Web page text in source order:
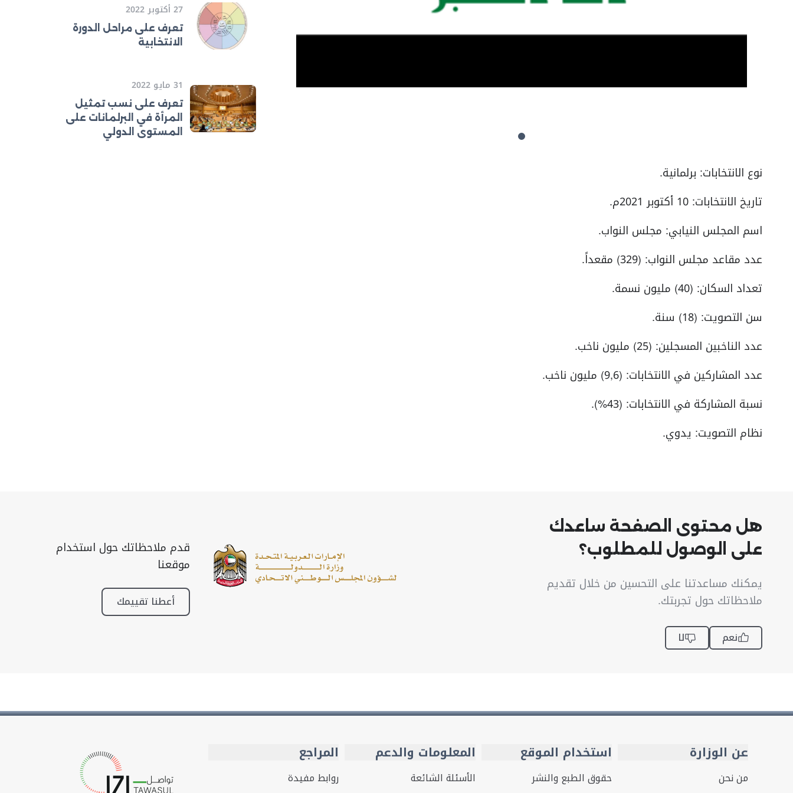
نوع الانتخابات: برلمانية.
تاريخ الانتخابات: 10 أكتوبر 2021م.
اسم المجلس النيابي: مجلس النواب.
عدد مقاعد مجلس النواب: (329) مقعداً.
تعداد السكان: (40) مليون نسمة.
سن التصويت: (18) سنة.
عدد الناخبين المسجلين: (25) مليون ناخب.
عدد المشاركين في الانتخابات: (9,6) مليون ناخب.
نسبة المشاركة في الانتخابات: (43%).
نظام التصويت: يدوي.
27 أكتوبر 2022
تعرف على مراحل الدورة
الانتخابية
31 مايو 2022
تعرف على نسب تمثيل
المرأة في البرلمانات على
المستوى الدولي
هل محتوى الصفحة ساعدك
على الوصول للمطلوب؟
يمكنك مساعدتنا على التحسين من خلال تقديم
ملاحظاتك حول تجربتك.
نعم لا
قدم ملاحظاتك حول استخدام
موقعنا
أعطنا تقييمك
عن الوزارة
من نحن
استخدام الموقع
حقوق الطبع والنشر
المعلومات والدعم
الأسئلة الشائعة
المراجع
روابط مفيدة